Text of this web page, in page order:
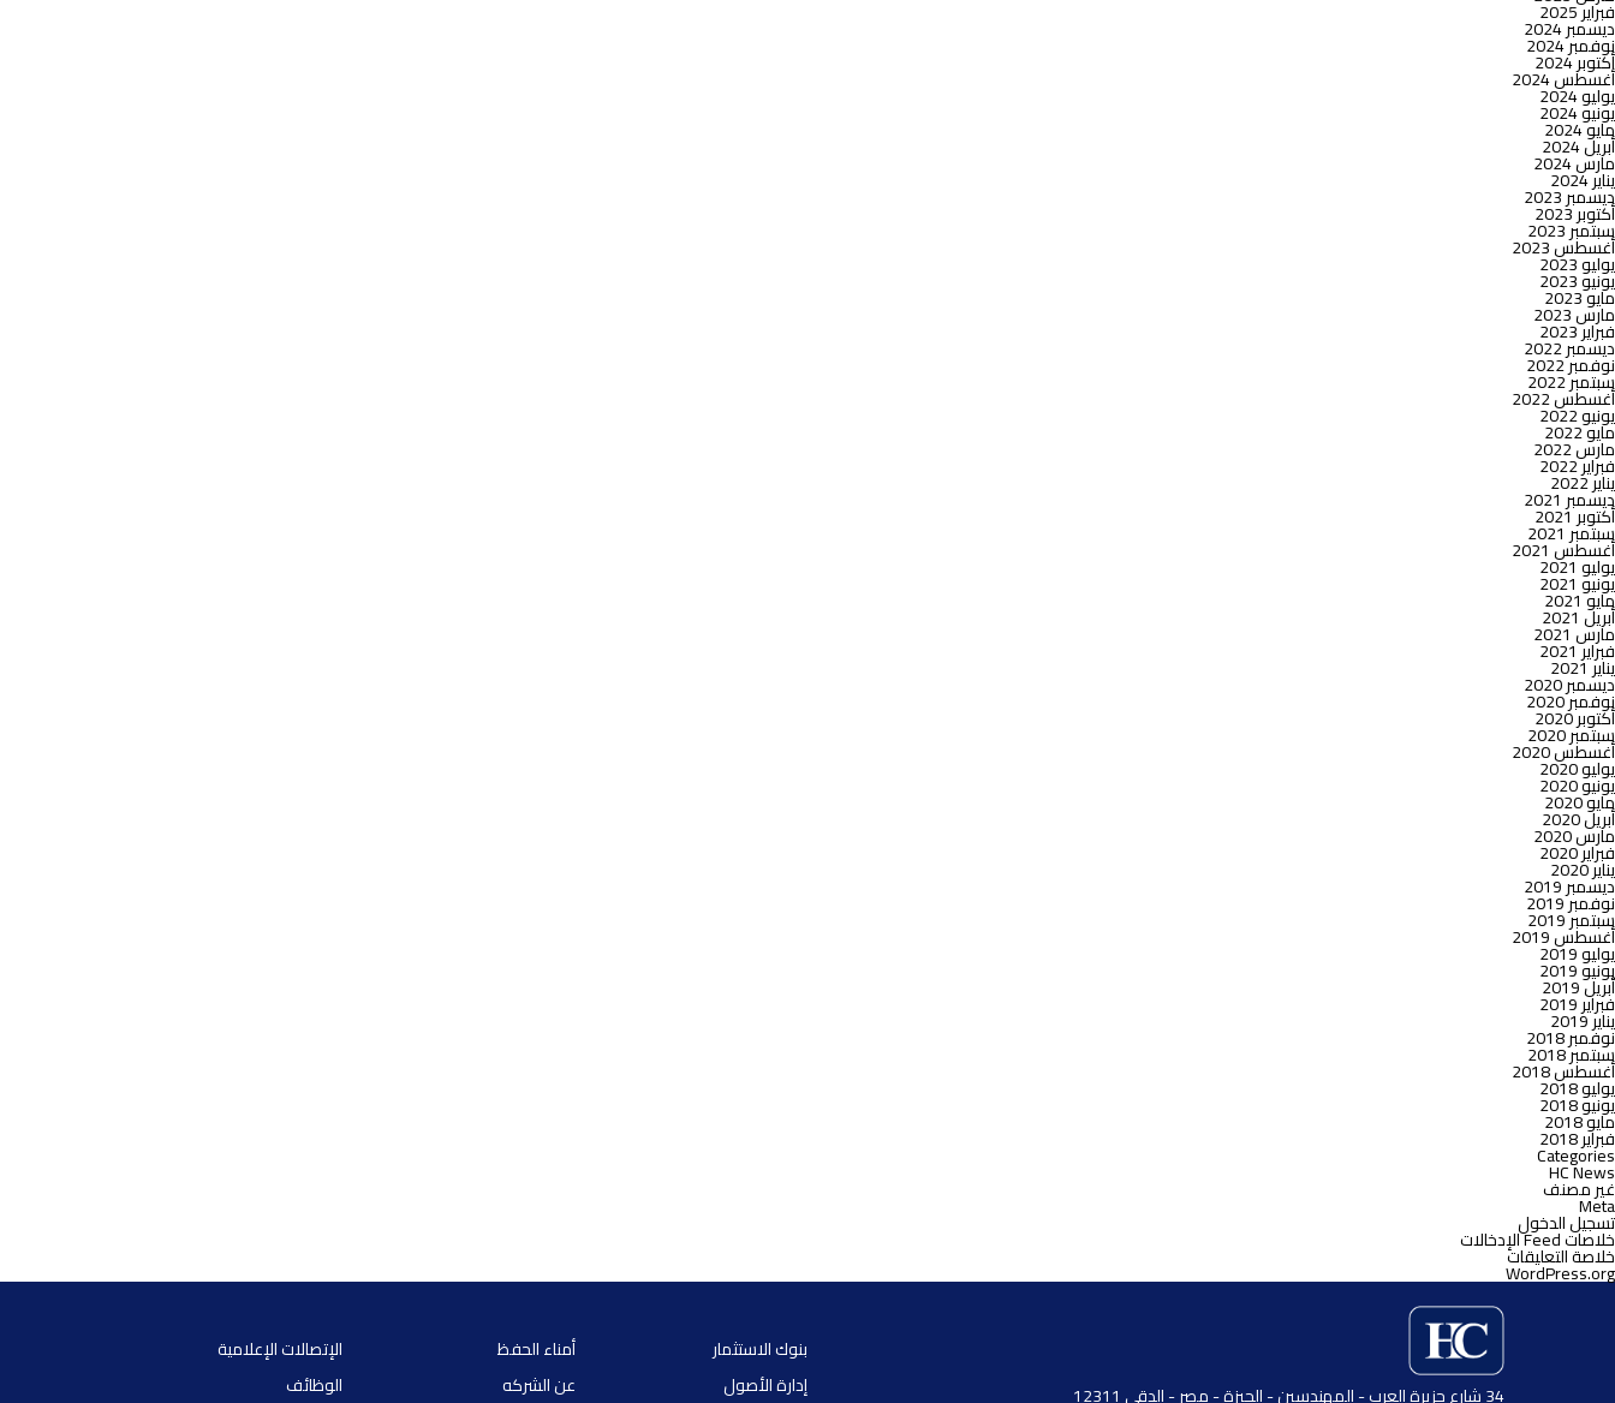
فبراير 2025
ديسمبر 2024
نوفمبر 2024
أكتوبر 2024
أغسطس 2024
يوليو 2024
يونيو 2024
مايو 2024
أبريل 2024
مارس 2024
يناير 2024
ديسمبر 2023
أكتوبر 2023
سبتمبر 2023
أغسطس 2023
يوليو 2023
يونيو 2023
مايو 2023
مارس 2023
فبراير 2023
ديسمبر 2022
نوفمبر 2022
سبتمبر 2022
أغسطس 2022
يونيو 2022
مايو 2022
مارس 2022
فبراير 2022
يناير 2022
ديسمبر 2021
أكتوبر 2021
سبتمبر 2021
أغسطس 2021
يوليو 2021
يونيو 2021
مايو 2021
أبريل 2021
مارس 2021
فبراير 2021
يناير 2021
ديسمبر 2020
نوفمبر 2020
أكتوبر 2020
سبتمبر 2020
أغسطس 2020
يوليو 2020
يونيو 2020
مايو 2020
أبريل 2020
مارس 2020
فبراير 2020
يناير 2020
ديسمبر 2019
نوفمبر 2019
سبتمبر 2019
أغسطس 2019
يوليو 2019
يونيو 2019
أبريل 2019
فبراير 2019
يناير 2019
نوفمبر 2018
سبتمبر 2018
أغسطس 2018
يوليو 2018
يونيو 2018
مايو 2018
فبراير 2018
Categories
HC News
غير مصنف
Meta
تسجيل الدخول
خلاصات Feed الإدخالات
خلاصة التعليقات
WordPress.org
34 شارع جزيرة العرب - المهندسين - الجيزة - مصر - الدقي 12311
بنوك الاستثمار
إدارة الأصول
أمناء الحفظ
عن الشركه
الإتصالات الإعلامية
الوظائف